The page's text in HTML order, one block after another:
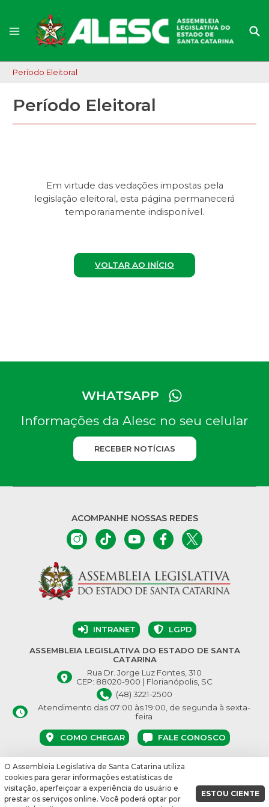
Período Eleitoral
Período Eleitoral
Em virtude das vedações impostas pela
legislação eleitoral, esta página permanecerá
temporariamente indisponível.
VOLTAR AO INÍCIO
WHATSAPP
Informações da Alesc no seu celular
RECEBER NOTÍCIAS
ACOMPANHE NOSSAS REDES
INTRANET LGPD
ASSEMBLEIA LEGISLATIVA DO ESTADO DE SANTA
CATARINA
Rua Dr. Jorge Luz Fontes, 310
CEP: 88020-900 | Florianópolis, SC
(48) 3221-2500
Atendimento das 07:00 às 19:00, de segunda à sexta-
feira
COMO CHEGAR FALE CONOSCO
© Assembleia Legislativa do Estado de Santa Catarina 2026.
Desenvolvido por:
vbuild 17609
O Assembleia Legislativa de Santa Catarina utiliza
cookies para gerar informações estatísticas de
visitação, aperfeiçoar a experiência do usuário e
prestar os serviços online. Você poderá optar por
ESTOU CIENTE